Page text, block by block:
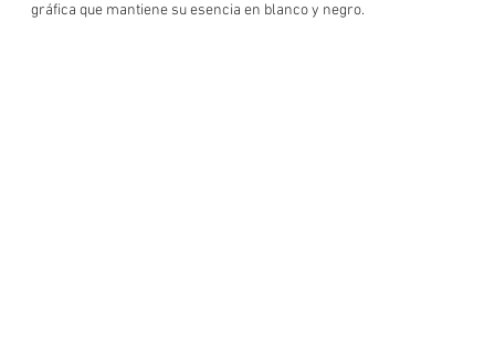
gráfica que mantiene su esencia en blanco y negro.